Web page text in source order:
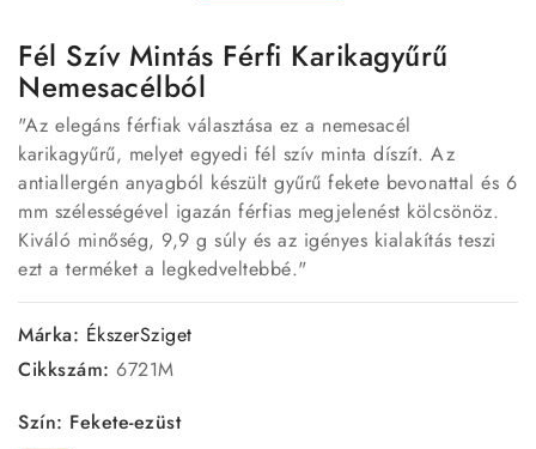
Fél Szív Mintás Férfi Karikagyűrű
Nemesacélból
"Az elegáns férfiak választása ez a nemesacél
karikagyűrű, melyet egyedi fél szív minta díszít. Az
antiallergén anyagból készült gyűrű fekete bevonattal és 6
mm szélességével igazán férfias megjelenést kölcsönöz.
Kiváló minőség, 9,9 g súly és az igényes kialakítás teszi
ezt a terméket a legkedveltebbé."
Márka: ÉkszerSziget
Cikkszám: 6721M
Szín: Fekete-ezüst